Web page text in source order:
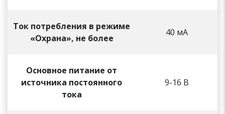
Ток потребления в режиме
«Охрана», не более
40 мА
Основное питание от
источника постоянного
тока
9-16 В